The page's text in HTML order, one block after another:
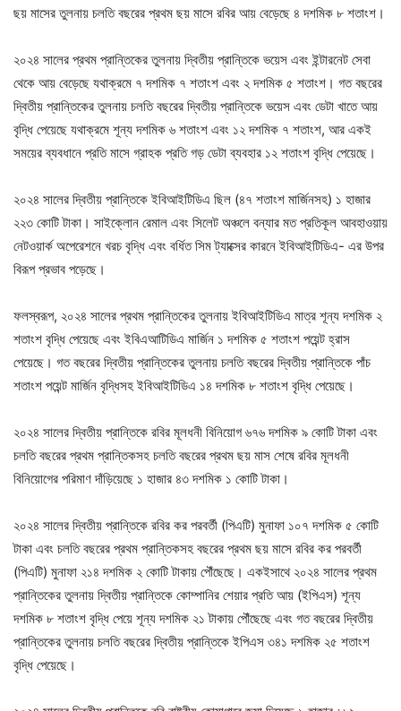
ছয় মাসের তুলনায় চলতি বছরের প্রথম ছয় মাসে রবির আয় বেড়েছে ৪ দশমিক ৮ শতাংশ।
২০২৪ সালের প্রথম প্রান্তিকের তুলনায় দ্বিতীয় প্রান্তিকে ভয়েস এবং ইন্টারনেট সেবা
থেকে আয় বেড়েছে যথাক্রমে ৭ দশমিক ৭ শতাংশ এবং ২ দশমিক ৫ শতাংশ। গত বছরের
দ্বিতীয় প্রান্তিকের তুলনায় চলতি বছরের দ্বিতীয় প্রান্তিকে ভয়েস এবং ডেটা খাতে আয়
বৃদ্ধি পেয়েছে যথাক্রমে শূন্য দশমিক ৬ শতাংশ এবং ১২ দশমিক ৭ শতাংশ, আর একই
সময়ের ব্যবধানে প্রতি মাসে গ্রাহক প্রতি গড় ডেটা ব্যবহার ১২ শতাংশ বৃদ্ধি পেয়েছে।
২০২৪ সালের দ্বিতীয় প্রান্তিকে ইবিআইটিডিএ ছিল (৪৭ শতাংশ মার্জিনসহ) ১ হাজার
২২৩ কোটি টাকা। সাইক্লোন রেমাল এবং সিলেট অঞ্চলে বন্যার মত প্রতিকূল আবহাওয়ায়
নেটওয়ার্ক অপেরেশনে খরচ বৃদ্ধি এবং বর্ধিত সিম ট্যাক্সের কারনে ইবিআইটিডিএ- এর উপর
বিরূপ প্রভাব পড়েছে।
ফলস্বরূপ, ২০২৪ সালের প্রথম প্রান্তিকের তুলনায় ইবিআইটিডিএ মাত্র শূন্য দশমিক ২
শতাংশ বৃদ্ধি পেয়েছে এবং ইবিএআটিডিএ মার্জিন ১ দশমিক ৫ শতাংশ পয়েন্ট হ্রাস
পেয়েছে। গত বছরের দ্বিতীয় প্রান্তিকের তুলনায় চলতি বছরের দ্বিতীয় প্রান্তিকে পাঁচ
শতাংশ পয়েন্ট মার্জিন বৃদ্ধিসহ ইবিআইটিডিএ ১৪ দশমিক ৮ শতাংশ বৃদ্ধি পেয়েছে।
২০২৪ সালের দ্বিতীয় প্রান্তিকে রবির মূলধনী বিনিয়োগ ৬৭৬ দশমিক ৯ কোটি টাকা এবং
চলতি বছরের প্রথম প্রান্তিকসহ চলতি বছরের প্রথম ছয় মাস শেষে রবির মূলধনী
বিনিয়োগের পরিমাণ দাঁড়িয়েছে ১ হাজার ৪৩ দশমিক ১ কোটি টাকা।
২০২৪ সালের দ্বিতীয় প্রান্তিকে রবির কর পরবর্তী (পিএটি) মুনাফা ১০৭ দশমিক ৫ কোটি
টাকা এবং চলতি বছরের প্রথম প্রান্তিকসহ বছরের প্রথম ছয় মাসে রবির কর পরবর্তী
(পিএটি) মুনাফা ২১৪ দশমিক ২ কোটি টাকায় পৌঁছেছে। একইসাথে ২০২৪ সালের প্রথম
প্রান্তিকের তুলনায় দ্বিতীয় প্রান্তিকে কোম্পানির শেয়ার প্রতি আয় (ইপিএস) শূন্য
দশমিক ৮ শতাংশ বৃদ্ধি পেয়ে শূন্য দশমিক ২১ টাকায় পৌঁছেছে এবং গত বছরের দ্বিতীয়
প্রান্তিকের তুলনায় চলতি বছরের দ্বিতীয় প্রান্তিকে ইপিএস ৩৪১ দশমিক ২৫ শতাংশ
বৃদ্ধি পেয়েছে।